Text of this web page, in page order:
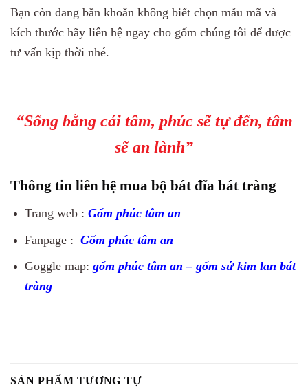
Bạn còn đang băn khoăn không biết chọn mẫu mã và
kích thước hãy liên hệ ngay cho gốm chúng tôi để được
tư vấn kịp thời nhé.
“Sống bằng cái tâm, phúc sẽ tự đến, tâm
sẽ an lành”
Thông tin liên hệ mua bộ bát đĩa bát tràng
Trang web : Gốm phúc tâm an
Fanpage : Gốm phúc tâm an
Goggle map: gốm phúc tâm an – gốm sứ kim lan bát
tràng
SẢN PHẨM TƯƠNG TỰ